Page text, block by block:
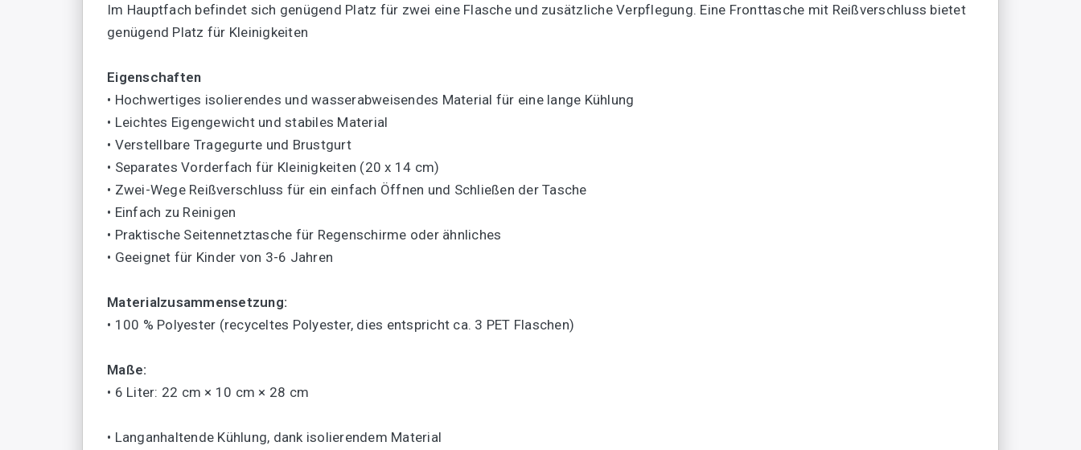
Im Hauptfach befindet sich genügend Platz für zwei eine Flasche und zusätzliche Verpflegung. Eine Fronttasche mit Reißverschluss bietet
genügend Platz für Kleinigkeiten
Eigenschaften
• Hochwertiges isolierendes und wasserabweisendes Material für eine lange Kühlung
• Leichtes Eigengewicht und stabiles Material
• Verstellbare Tragegurte und Brustgurt
• Separates Vorderfach für Kleinigkeiten (20 x 14 cm)
• Zwei-Wege Reißverschluss für ein einfach Öffnen und Schließen der Tasche
• Einfach zu Reinigen
• Praktische Seitennetztasche für Regenschirme oder ähnliches
• Geeignet für Kinder von 3-6 Jahren
Materialzusammensetzung:
• 100 % Polyester (recyceltes Polyester, dies entspricht ca. 3 PET Flaschen)
Maße:
• 6 Liter: 22 cm × 10 cm × 28 cm
• Langanhaltende Kühlung, dank isolierendem Material